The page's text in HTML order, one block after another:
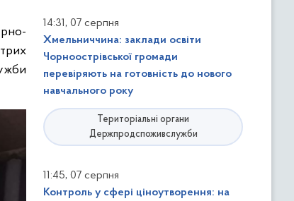
14:31, 07 серпня
Хмельниччина: заклади освіти
Чорноострівської громади
перевіряють на готовність до нового
навчального року
Територіальні органи
Держпродспоживслужби
11:45, 07 серпня
Контроль у сфері ціноутворення: на